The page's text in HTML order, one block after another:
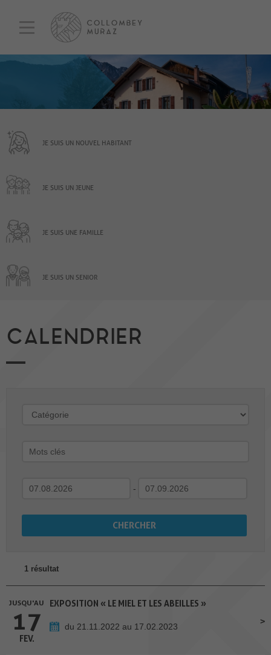
JE SUIS UN NOUVEL HABITANT
JE SUIS UN JEUNE
JE SUIS UNE FAMILLE
JE SUIS UN SENIOR
CALENDRIER
-
1 résultat
JUSQU'AU
17
FEV.
EXPOSITION « LE MIEL ET LES ABEILLES »
du 21.11.2022 au 17.02.2023